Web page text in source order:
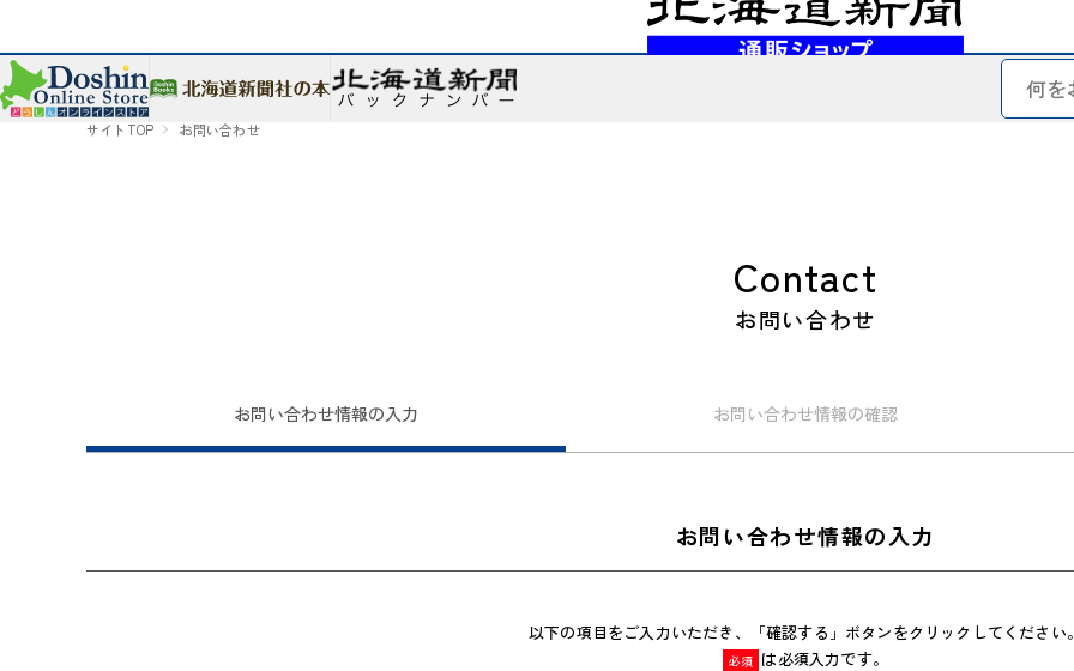
サイトTOP お問い合わせ
Contact
お問い合わせ
お問い合わせ情報の入力 お問い合わせ情報の確認
お問い合わせ情報の入力
以下の項目をご入力いただき、「確認する」ボタンをクリックしてください
必須 は必須入力です。